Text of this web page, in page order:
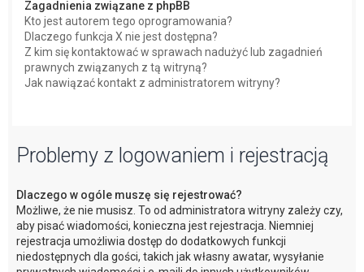
Zagadnienia związane z phpBB
Kto jest autorem tego oprogramowania?
Dlaczego funkcja X nie jest dostępna?
Z kim się kontaktować w sprawach nadużyć lub zagadnień
prawnych związanych z tą witryną?
Jak nawiązać kontakt z administratorem witryny?
Problemy z logowaniem i rejestracją
Dlaczego w ogóle muszę się rejestrować?
Możliwe, że nie musisz. To od administratora witryny zależy czy,
aby pisać wiadomości, konieczna jest rejestracja. Niemniej
rejestracja umożliwia dostęp do dodatkowych funkcji
niedostępnych dla gości, takich jak własny awatar, wysyłanie